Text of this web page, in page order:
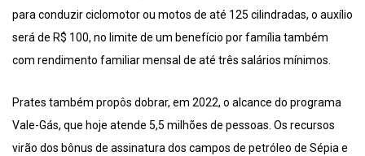
para conduzir ciclomotor ou motos de até 125 cilindradas, o auxílio
será de R$ 100, no limite de um benefício por família também
com rendimento familiar mensal de até três salários mínimos.
Prates também propôs dobrar, em 2022, o alcance do programa
Vale-Gás, que hoje atende 5,5 milhões de pessoas. Os recursos
virão dos bônus de assinatura dos campos de petróleo de Sépia e